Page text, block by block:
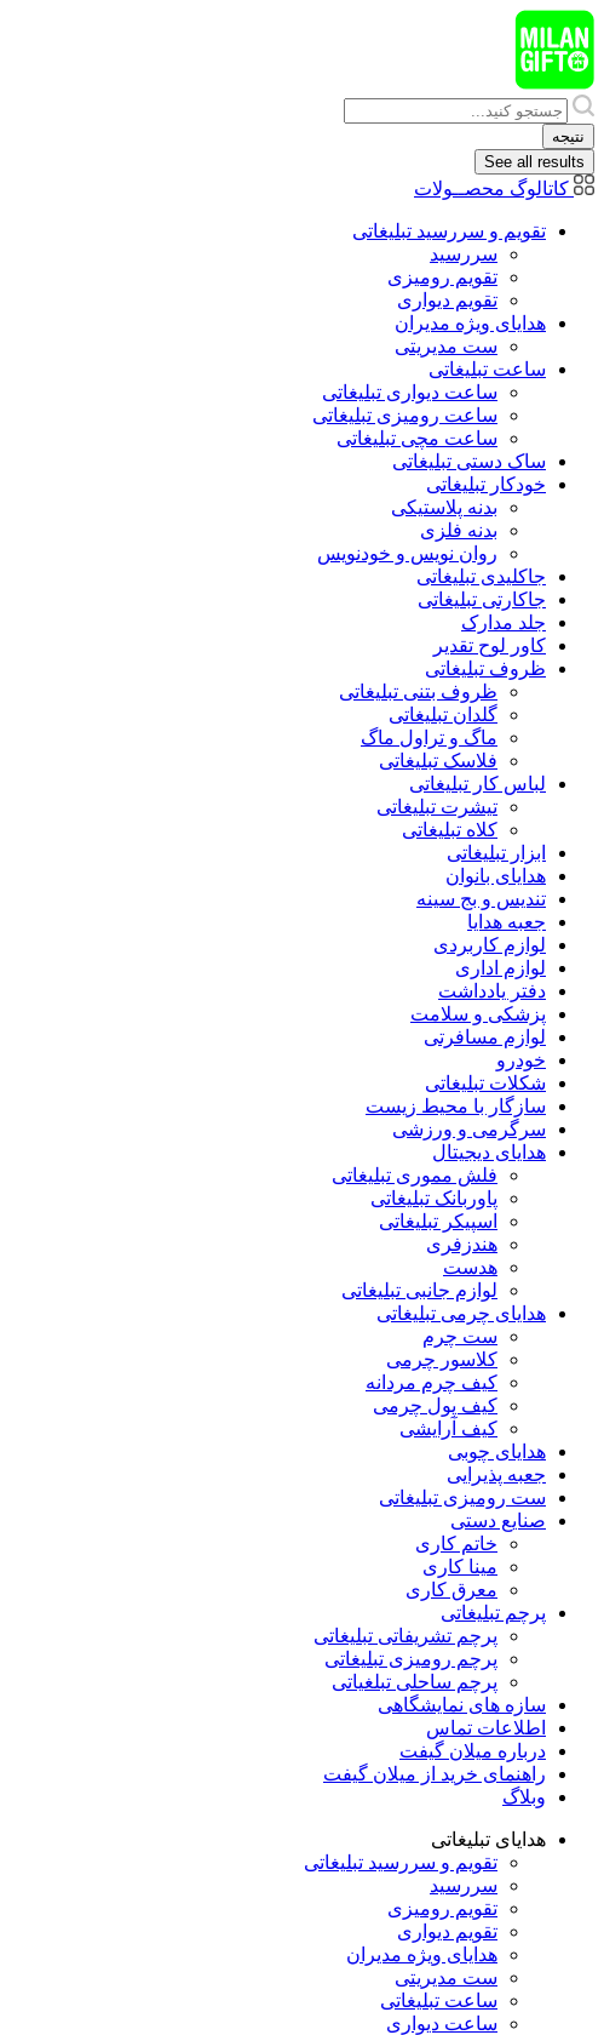
پرش
به
محتوا
Search
...
نتیجه
See all results
کاتالوگ محصــولات
تقویم و سررسید تبلیغاتی
سررسید
تقویم رومیزی
تقویم دیواری
هدایای ويژه مدیران
ست مدیریتی
ساعت تبلیغاتی
ساعت دیواری تبلیغاتی
ساعت رومیزی تبلیغاتی
ساعت مچی تبلیغاتی
ساک دستی تبلیغاتی
خودکار تبلیغاتی
بدنه پلاستیکی
بدنه فلزی
روان نویس و خودنویس
جاکلیدی تبلیغاتی
جاکارتی تبلیغاتی
جلد مدارک
کاور لوح تقدیر
ظروف تبلیغاتی
ظروف بتنی تبلیغاتی
گلدان تبلیغاتی
ماگ و تراول ماگ
فلاسک تبلیغاتی
لباس کار تبلیغاتی
تیشرت تبلیغاتی
کلاه تبلیغاتی
ابزار تبلیغاتی
هدایای بانوان
تندیس و بج سینه
جعبه هدایا
لوازم کاربردی
لوازم اداری
دفتر یادداشت
پزشکی و سلامت
لوازم مسافرتی
خودرو
شکلات تبلیغاتی
سازگار با محیط زیست
سرگرمی و ورزشی
هدایای دیجیتال
فلش مموری تبلیغاتی
پاوربانک تبلیغاتی
اسپیکر تبلیغاتی
هندزفری
هدست
لوازم جانبی تبلیغاتی
هدایای چرمی تبلیغاتی
ست چرم
کلاسور چرمی
کیف چرم مردانه
کیف پول چرمی
کیف آرایشی
هدایای چوبی
جعبه پذیرایی
ست رومیزی تبلیغاتی
صنایع دستی
خاتم کاری
مینا کاری
معرق کاری
پرچم تبلیغاتی
پرچم تشریفاتی تبلیغاتی
پرچم رومیزی تبلیغاتی
پرچم ساحلی تبلغیاتی
سازه های نمایشگاهی
اطلاعات تماس
درباره میلان گیفت
راهنمای خرید از میلان گیفت
وبلاگ
هدایای تبلیغاتی
تقویم و سررسید تبلیغاتی
سررسید
تقویم رومیزی
تقویم دیواری
هدایای ویژه مدیران
ست مدیریتی
ساعت تبلیغاتی
ساعت دیواری